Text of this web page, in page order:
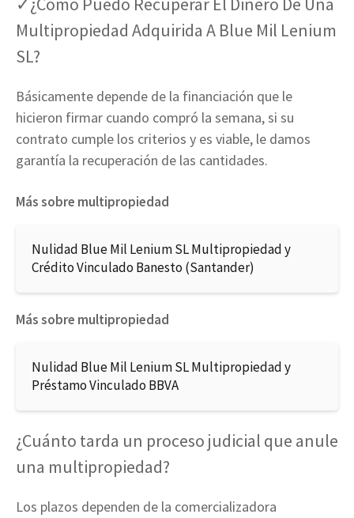
Multipropiedad Adquirida A Blue Mil Lenium
SL?
Básicamente depende de la financiación que le
hicieron firmar cuando compró la semana, si su
contrato cumple los criterios y es viable, le damos
garantía la recuperación de las cantidades.
Más sobre multipropiedad
Nulidad Blue Mil Lenium SL Multipropiedad y
Crédito Vinculado Banesto (Santander)
Más sobre multipropiedad
Nulidad Blue Mil Lenium SL Multipropiedad y
Préstamo Vinculado BBVA
¿Cuánto tarda un proceso judicial que anule
una multipropiedad?
Los plazos dependen de la comercializadora